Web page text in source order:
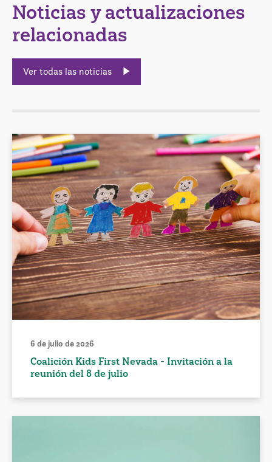
Noticias y actualizaciones
relacionadas
Ver todas las noticias
6 de julio de 2026
Coalición Kids First Nevada - Invitación a la
reunión del 8 de julio